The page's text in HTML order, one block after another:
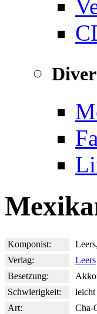
Komponist:
Verlag:
Leers
Besetzung:
Schwierigkeit:
leicht
Art:
Cha-